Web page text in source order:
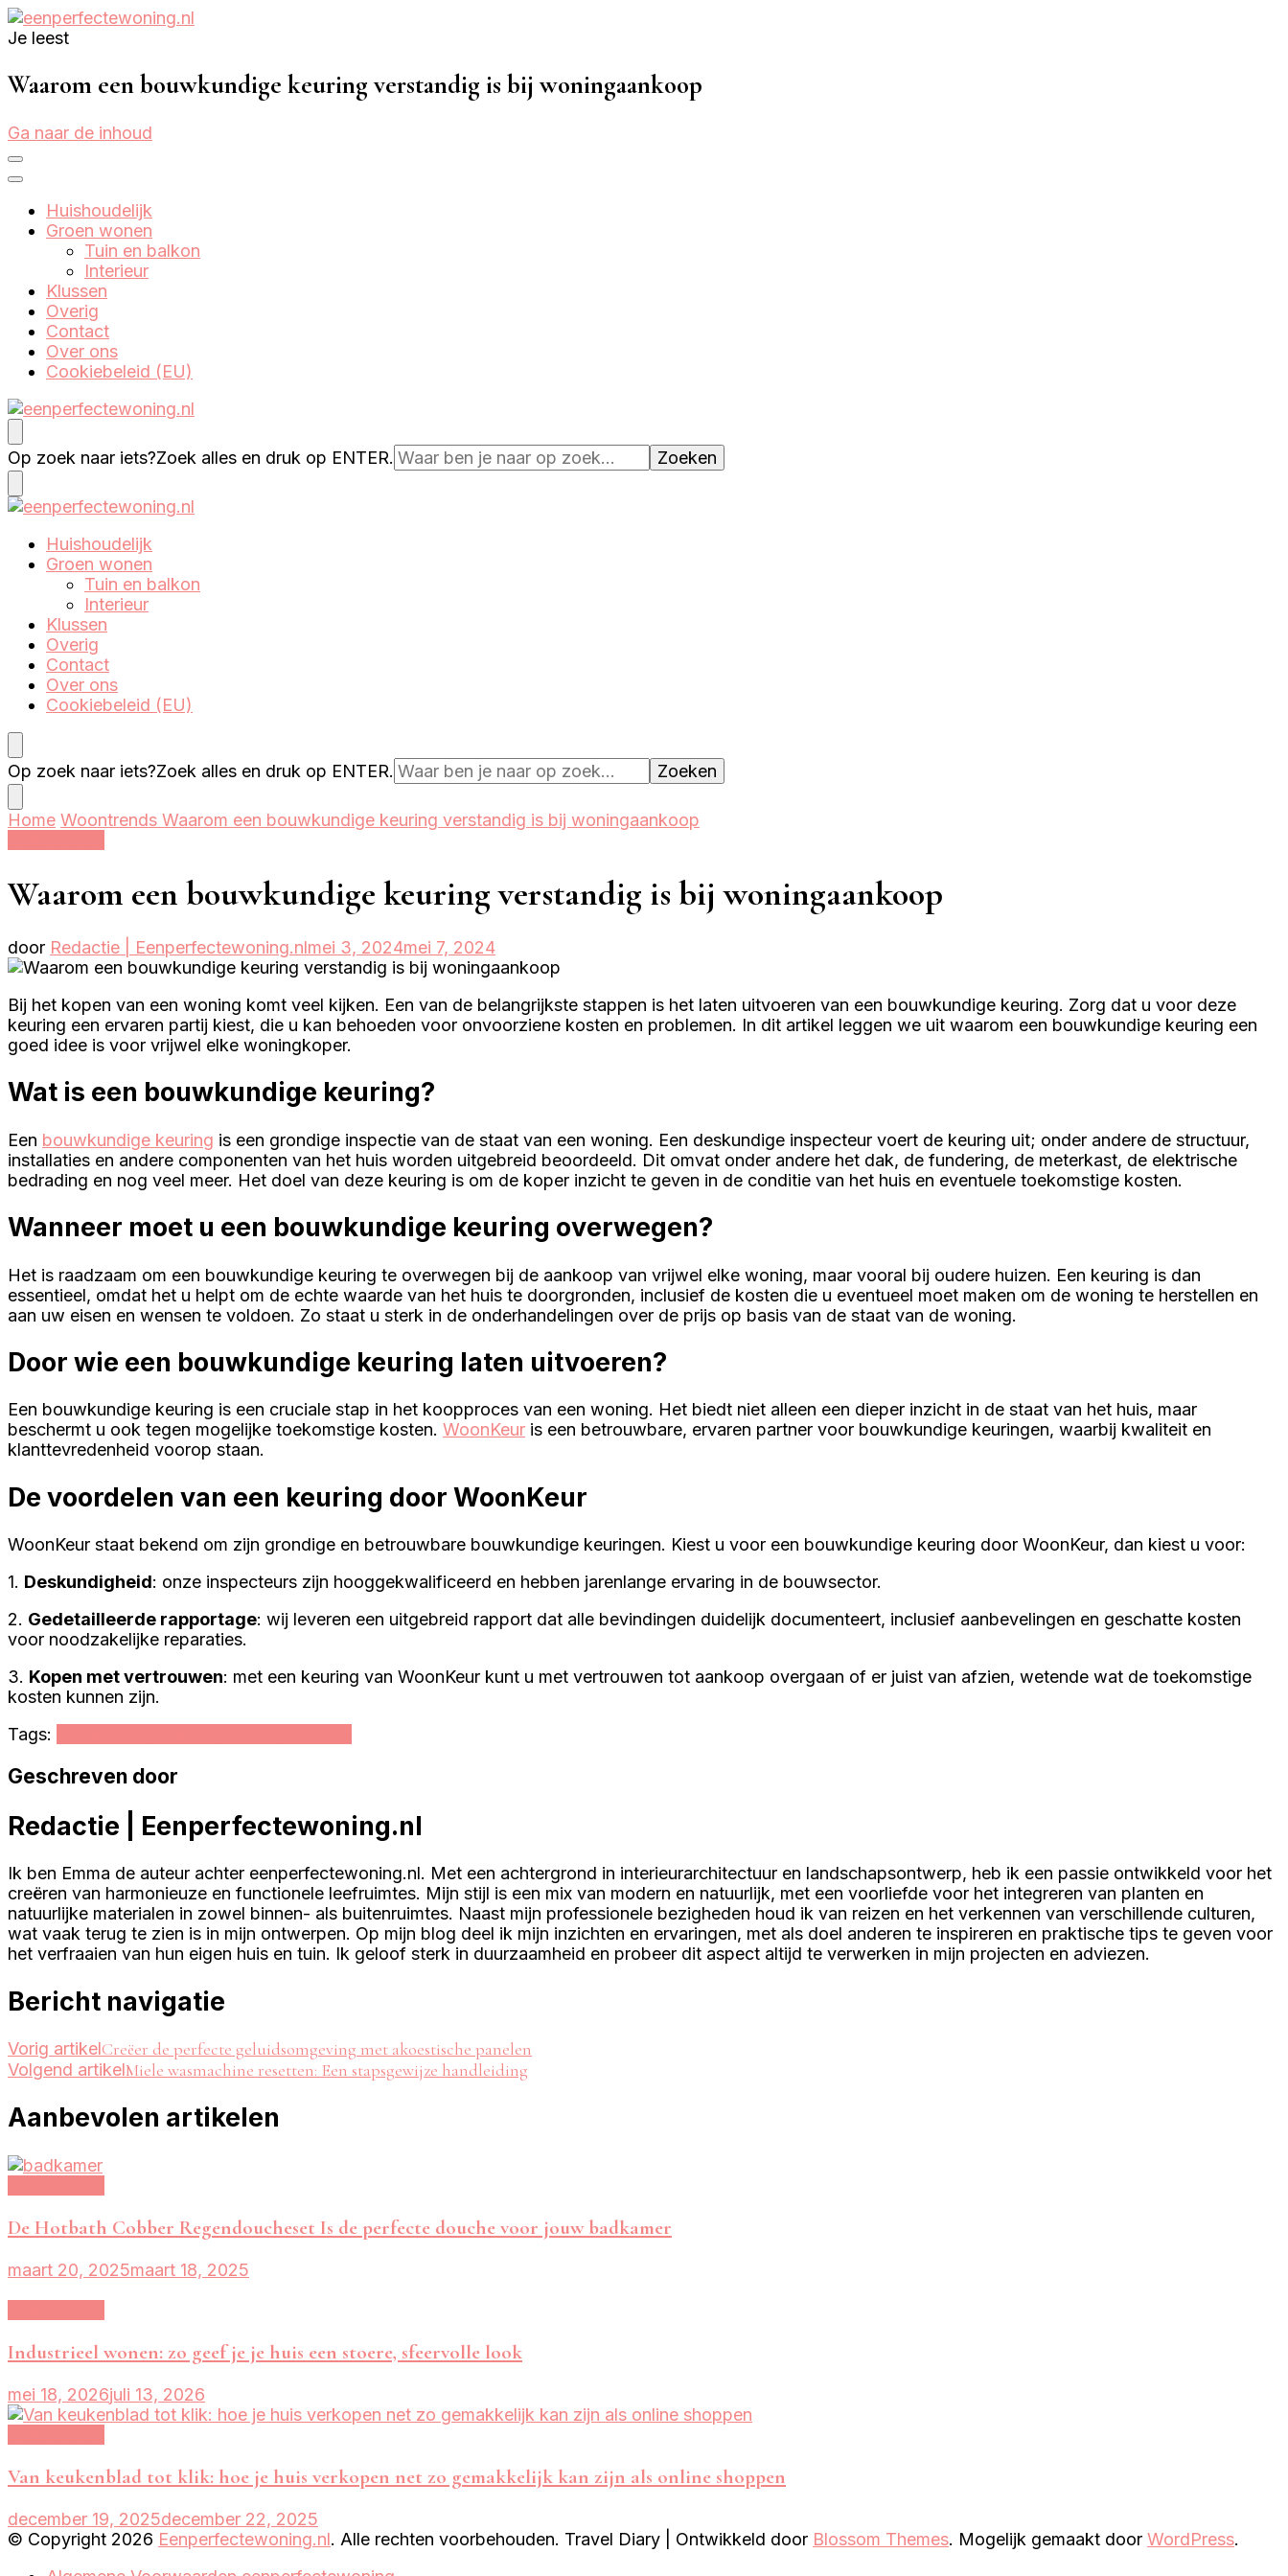
Je leest
Waarom een bouwkundige keuring verstandig is bij woningaankoop
Ga naar de inhoud
Huishoudelijk
Groen wonen
Tuin en balkon
Interieur
Klussen
Overig
Contact
Over ons
Cookiebeleid (EU)
Eenperfectewoning.nl
We brengen jouw droomhuis tot leven
Op zoek naar iets?Zoek alles en druk op ENTER.
Eenperfectewoning.nl
We brengen jouw droomhuis tot leven
Huishoudelijk
Groen wonen
Tuin en balkon
Interieur
Klussen
Overig
Contact
Over ons
Cookiebeleid (EU)
Op zoek naar iets?Zoek alles en druk op ENTER.
Home Woontrends Waarom een bouwkundige keuring verstandig is bij woningaankoop
Waarom een bouwkundige keuring verstandig is bij woningaankoop
door Redactie | Eenperfectewoning.nlmei 3, 2024mei 7, 2024
Bij het kopen van een woning komt veel kijken. Een van de belangrijkste stappen is het laten uitvoeren van een bouwkundige keuring. Zorg dat u voor deze
keuring een ervaren partij kiest, die u kan behoeden voor onvoorziene kosten en problemen. In dit artikel leggen we uit waarom een bouwkundige keuring een
goed idee is voor vrijwel elke woningkoper.
Wat is een bouwkundige keuring?
Een bouwkundige keuring is een grondige inspectie van de staat van een woning. Een deskundige inspecteur voert de keuring uit; onder andere de structuur,
installaties en andere componenten van het huis worden uitgebreid beoordeeld. Dit omvat onder andere het dak, de fundering, de meterkast, de elektrische
bedrading en nog veel meer. Het doel van deze keuring is om de koper inzicht te geven in de conditie van het huis en eventuele toekomstige kosten.
Wanneer moet u een bouwkundige keuring overwegen?
Het is raadzaam om een bouwkundige keuring te overwegen bij de aankoop van vrijwel elke woning, maar vooral bij oudere huizen. Een keuring is dan
essentieel, omdat het u helpt om de echte waarde van het huis te doorgronden, inclusief de kosten die u eventueel moet maken om de woning te herstellen en
aan uw eisen en wensen te voldoen. Zo staat u sterk in de onderhandelingen over de prijs op basis van de staat van de woning.
Door wie een bouwkundige keuring laten uitvoeren?
Een bouwkundige keuring is een cruciale stap in het koopproces van een woning. Het biedt niet alleen een dieper inzicht in de staat van het huis, maar
beschermt u ook tegen mogelijke toekomstige kosten. WoonKeur is een betrouwbare, ervaren partner voor bouwkundige keuringen, waarbij kwaliteit en
klanttevredenheid voorop staan.
De voordelen van een keuring door WoonKeur
WoonKeur staat bekend om zijn grondige en betrouwbare bouwkundige keuringen. Kiest u voor een bouwkundige keuring door WoonKeur, dan kiest u voor:
1. Deskundigheid: onze inspecteurs zijn hooggekwalificeerd en hebben jarenlange ervaring in de bouwsector.
2. Gedetailleerde rapportage: wij leveren een uitgebreid rapport dat alle bevindingen duidelijk documenteert, inclusief aanbevelingen en geschatte kosten
voor noodzakelijke reparaties.
3. Kopen met vertrouwen: met een keuring van WoonKeur kunt u met vertrouwen tot aankoop overgaan of er juist van afzien, wetende wat de toekomstige
kosten kunnen zijn.
Tags:
Geschreven door
Redactie | Eenperfectewoning.nl
Ik ben Emma de auteur achter eenperfectewoning.nl. Met een achtergrond in interieurarchitectuur en landschapsontwerp, heb ik een passie ontwikkeld voor het
creëren van harmonieuze en functionele leefruimtes. Mijn stijl is een mix van modern en natuurlijk, met een voorliefde voor het integreren van planten en
natuurlijke materialen in zowel binnen- als buitenruimtes. Naast mijn professionele bezigheden houd ik van reizen en het verkennen van verschillende culturen,
wat vaak terug te zien is in mijn ontwerpen. Op mijn blog deel ik mijn inzichten en ervaringen, met als doel anderen te inspireren en praktische tips te geven voor
het verfraaien van hun eigen huis en tuin. Ik geloof sterk in duurzaamheid en probeer dit aspect altijd te verwerken in mijn projecten en adviezen.
Bericht navigatie
Vorig artikelCreëer de perfecte geluidsomgeving met akoestische panelen
Volgend artikelMiele wasmachine resetten: Een stapsgewijze handleiding
Aanbevolen artikelen
De Hotbath Cobber Regendoucheset Is de perfecte douche voor jouw badkamer
maart 20, 2025maart 18, 2025
Industrieel wonen: zo geef je je huis een stoere, sfeervolle look
mei 18, 2026juli 13, 2026
Van keukenblad tot klik: hoe je huis verkopen net zo gemakkelijk kan zijn als online shoppen
december 19, 2025december 22, 2025
© Copyright 2026 Eenperfectewoning.nl. Alle rechten voorbehouden. Travel Diary | Ontwikkeld door Blossom Themes. Mogelijk gemaakt door WordPress.